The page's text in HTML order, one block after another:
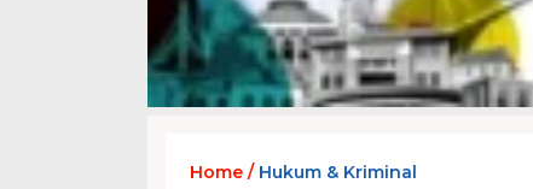
Home / Hukum & Kriminal